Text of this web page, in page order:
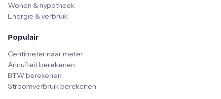
Wonen & hypotheek
Energie & verbruik
Populair
Centimeter naar meter
Annuïteit berekenen
BTW berekenen
Stroomverbruik berekenen